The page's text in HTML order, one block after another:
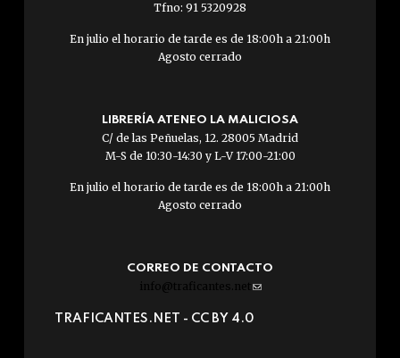
Tfno: 91 5320928
En julio el horario de tarde es de 18:00h a 21:00h
Agosto cerrado
LIBRERÍA ATENEO LA MALICIOSA
C/ de las Peñuelas, 12. 28005 Madrid
M-S de 10:30-14:30 y L-V 17:00-21:00
En julio el horario de tarde es de 18:00h a 21:00h
Agosto cerrado
CORREO DE CONTACTO
info@traficantes.net (link
e-
TRAFICANTES.NET - CC BY 4.0